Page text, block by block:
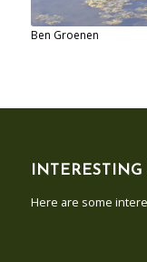
Ben Groenen
Here are some